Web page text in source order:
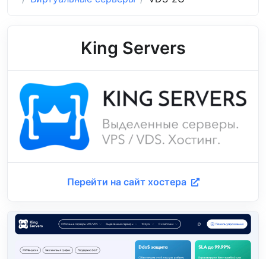
King Servers
Перейти на сайт хостера